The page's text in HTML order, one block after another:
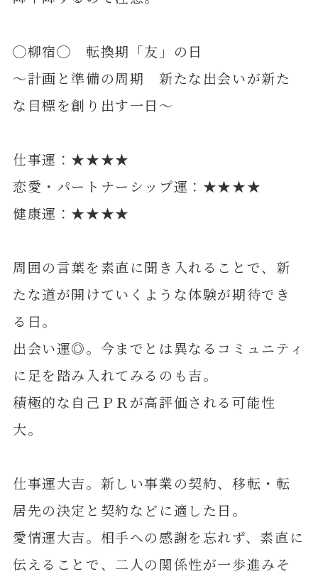
◯柳宿◯ 転換期「友」の日
～計画と準備の周期 新たな出会いが新た
な目標を創り出す一日～
仕事運：★★★★
恋愛・パートナーシップ運：★★★★
健康運：★★★★
周囲の言葉を素直に聞き入れることで、新
たな道が開けていくような体験が期待でき
る日。
出会い運◎。今までとは異なるコミュニティ
に足を踏み入れてみるのも吉。
積極的な自己ＰＲが高評価される可能性
大。
仕事運大吉。新しい事業の契約、移転・転
居先の決定と契約などに適した日。
愛情運大吉。相手への感謝を忘れず、素直に
伝えることで、二人の関係性が一歩進みそ